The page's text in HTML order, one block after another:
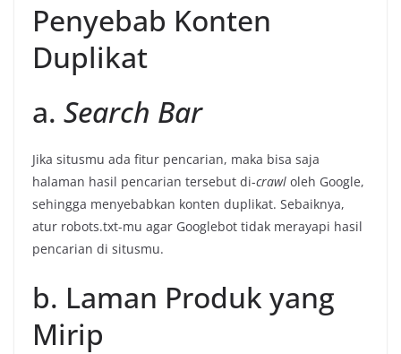
Penyebab Konten
Duplikat
a. Search Bar
Jika situsmu ada fitur pencarian, maka bisa saja
halaman hasil pencarian tersebut di-crawl oleh Google,
sehingga menyebabkan konten duplikat. Sebaiknya,
atur robots.txt-mu agar Googlebot tidak merayapi hasil
pencarian di situsmu.
b. Laman Produk yang
Mirip